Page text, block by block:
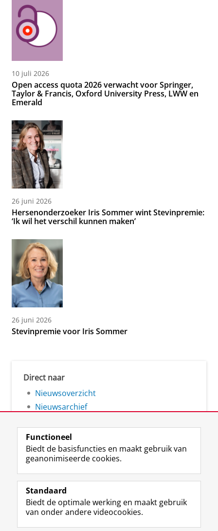
10 juli 2026
Open access quota 2026 verwacht voor Springer,
Taylor & Francis, Oxford University Press, LWW en
Emerald
26 juni 2026
Hersenonderzoeker Iris Sommer wint Stevinpremie:
‘Ik wil het verschil kunnen maken’
26 juni 2026
Stevinpremie voor Iris Sommer
Direct naar
Nieuwsoverzicht
Nieuwsarchief
Volg de RUG
F
a
e
b
L
i
k
e
R
S
-
f
I
n
t
Y
o
T
Studiekiezers
Functioneel
Biedt de basisfuncties en maakt gebruik van
geanonimiseerde cookies.
Standaard
Biedt de optimale werking en maakt gebruik
van onder andere videocookies.